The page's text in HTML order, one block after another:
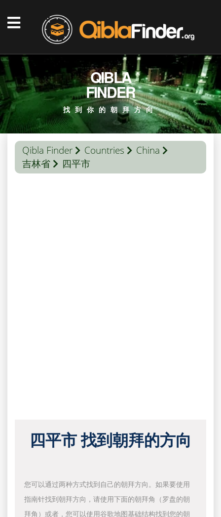
QIBLA
FINDER
找到你的朝拜方向
Qibla Finder Countries
China
吉林省
四平市
四平市 找到朝拜的方向
您可以通过两种方式找到自己的朝拜方向。如果要使用
指南针找到朝拜方向，请使用下面的朝拜角（罗盘的朝
拜角）或者，您可以使用谷歌地图基础结构找到您的朝